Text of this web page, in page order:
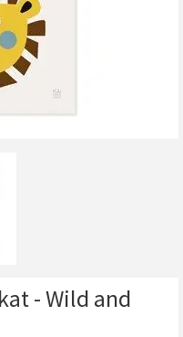
- Wild and